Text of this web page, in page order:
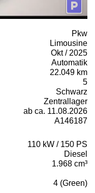
Pkw
Limousine
Okt / 2025
Automatik
22.049 km
5
Schwarz
Zentrallager
ab ca. 11.08.2026
A146187
110 kW / 150 PS
Diesel
1.968 cm³
4 (Green)